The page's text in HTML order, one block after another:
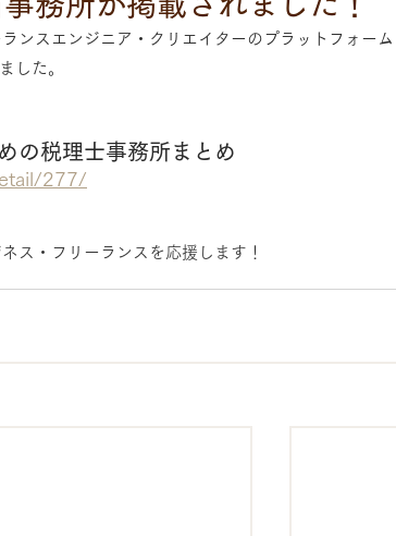
ンスエンジニア・クリエイターのプラットフォー
した。
の税理士事務所まとめ
277/
ス・フリーランスを応援します！